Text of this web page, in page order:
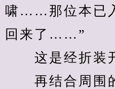
啸……那位本已
回来了……”
这是经折装开
再结合周围的